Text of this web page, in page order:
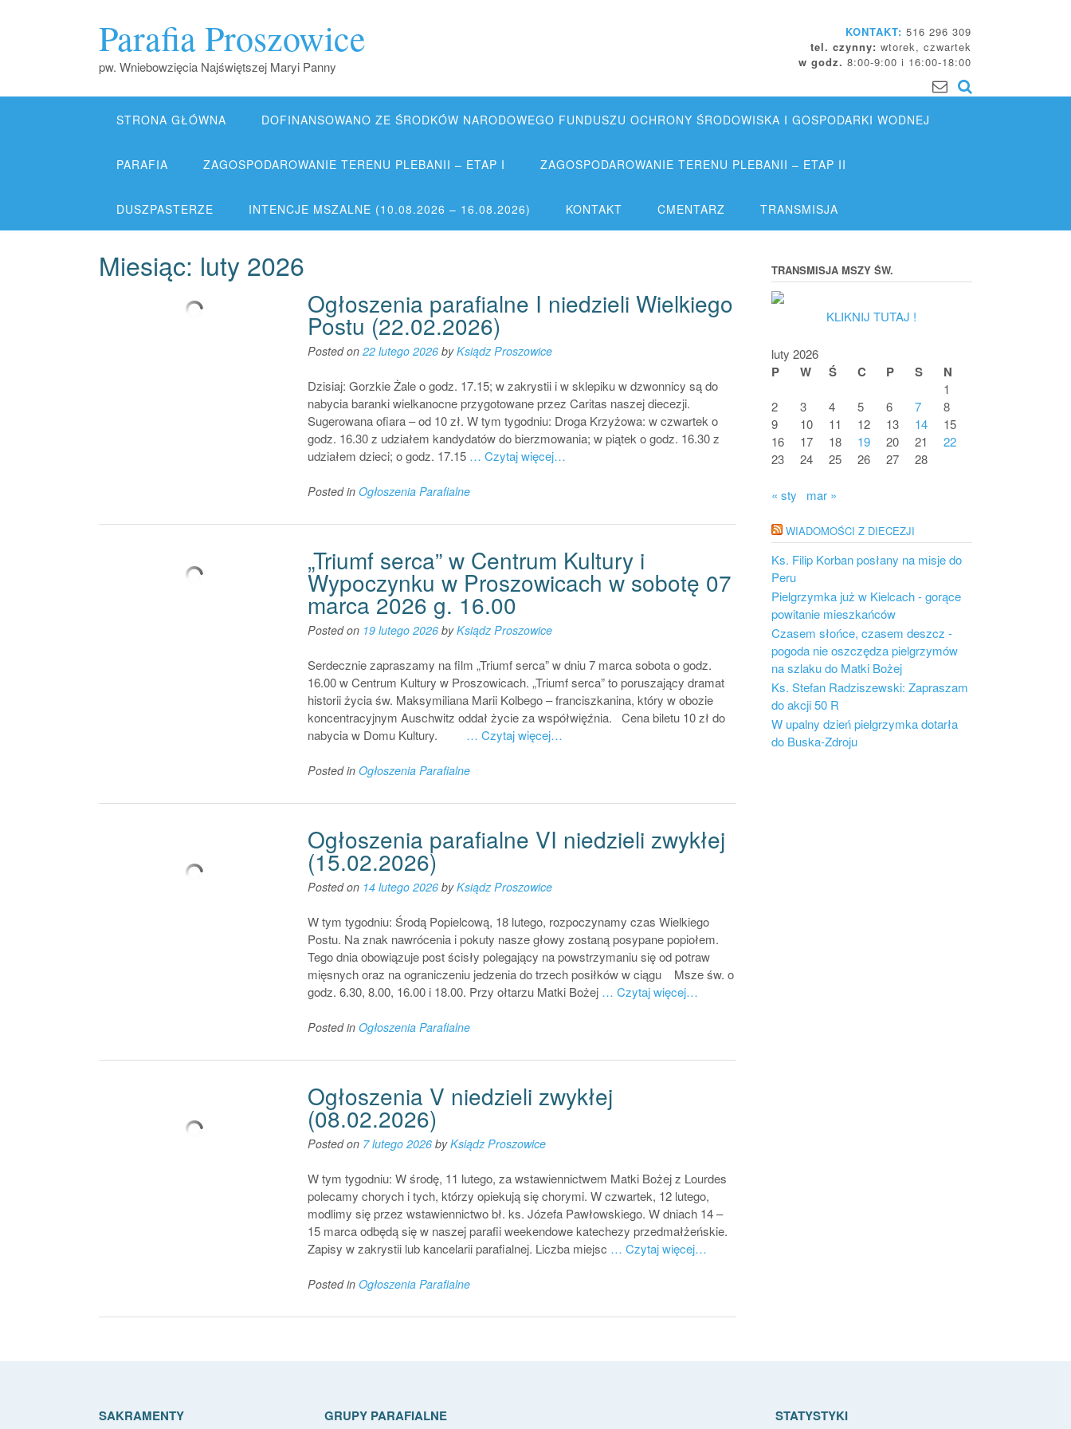
Parafia Proszowice
pw. Wniebowzięcia Najświętszej Maryi Panny
KONTAKT: 516 296 309
tel. czynny: wtorek, czwartek
w godz. 8:00-9:00 i 16:00-18:00
STRONA GŁÓWNA DOFINANSOWANO ZE ŚRODKÓW NARODOWEGO FUNDUSZU OCHRONY ŚRODOWISKA I GOSPODARKI WODNEJ
PARAFIA ZAGOSPODAROWANIE TERENU PLEBANII – ETAP I ZAGOSPODAROWANIE TERENU PLEBANII – ETAP II
DUSZPASTERZE INTENCJE MSZALNE (10.08.2026 – 16.08.2026) KONTAKT CMENTARZ TRANSMISJA
Miesiąc: luty 2026
Ogłoszenia parafialne I niedzieli Wielkiego
Postu (22.02.2026)
Posted on 22 lutego 2026byKsiądz Proszowice
Dzisiaj: Gorzkie Żale o godz. 17.15; w zakrystii i w sklepiku w dzwonnicy są do
nabycia baranki wielkanocne przygotowane przez Caritas naszej diecezji.
Sugerowana ofiara – od 10 zł. W tym tygodniu: Droga Krzyżowa: w czwartek o
godz. 16.30 z udziałem kandydatów do bierzmowania; w piątek o godz. 16.30 z
udziałem dzieci; o godz. 17.15 … Czytaj więcej…
Posted in Ogłoszenia Parafialne
„Triumf serca” w Centrum Kultury i
Wypoczynku w Proszowicach w sobotę 07
marca 2026 g. 16.00
Posted on 19 lutego 2026byKsiądz Proszowice
Serdecznie zapraszamy na film „Triumf serca” w dniu 7 marca sobota o godz.
16.00 w Centrum Kultury w Proszowicach. „Triumf serca” to poruszający dramat
historii życia św. Maksymiliana Marii Kolbego – franciszkanina, który w obozie
koncentracyjnym Auschwitz oddał życie za współwięźnia. Cena biletu 10 zł do
nabycia w Domu Kultury. … Czytaj więcej…
Posted in Ogłoszenia Parafialne
Ogłoszenia parafialne VI niedzieli zwykłej
(15.02.2026)
Posted on 14 lutego 2026byKsiądz Proszowice
W tym tygodniu: Środą Popielcową, 18 lutego, rozpoczynamy czas Wielkiego
Postu. Na znak nawrócenia i pokuty nasze głowy zostaną posypane popiołem.
Tego dnia obowiązuje post ścisły polegający na powstrzymaniu się od potraw
mięsnych oraz na ograniczeniu jedzenia do trzech posiłków w ciągu Msze św. o
godz. 6.30, 8.00, 16.00 i 18.00. Przy ołtarzu Matki Bożej … Czytaj więcej…
Posted in Ogłoszenia Parafialne
Ogłoszenia V niedzieli zwykłej
(08.02.2026)
Posted on 7 lutego 2026byKsiądz Proszowice
W tym tygodniu: W środę, 11 lutego, za wstawiennictwem Matki Bożej z Lourdes
polecamy chorych i tych, którzy opiekują się chorymi. W czwartek, 12 lutego,
modlimy się przez wstawiennictwo bł. ks. Józefa Pawłowskiego. W dniach 14 –
15 marca odbędą się w naszej parafii weekendowe katechezy przedmałżeńskie.
Zapisy w zakrystii lub kancelarii parafialnej. Liczba miejsc … Czytaj więcej…
Posted in Ogłoszenia Parafialne
TRANSMISJA MSZY ŚW.
KLIKNIJ TUTAJ !
luty 2026
P W Ś C P S N
1
2
3 4 5 6 7
8
9
10 11 12 13 14
15
16
17 18 19 20 21
22
23
24 25 26 27 28
« sty mar »
WIADOMOŚCI Z DIECEZJI
Ks. Filip Korban posłany na misje do
Peru
Pielgrzymka już w Kielcach - gorące
powitanie mieszkańców
Czasem słońce, czasem deszcz -
pogoda nie oszczędza pielgrzymów
na szlaku do Matki Bożej
Ks. Stefan Radziszewski: Zapraszam
do akcji 50 R
W upalny dzień pielgrzymka dotarła
do Buska-Zdroju
SAKRAMENTY GRUPY PARAFIALNE STATYSTYKI